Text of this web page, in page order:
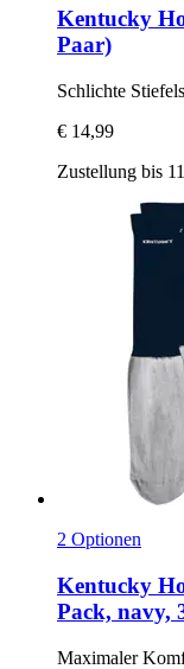
Kentucky
Paar)
Schlichte
€ 14,99
Zustellung bis
2 Optionen
Kentucky
Pack, navy,
Maximaler